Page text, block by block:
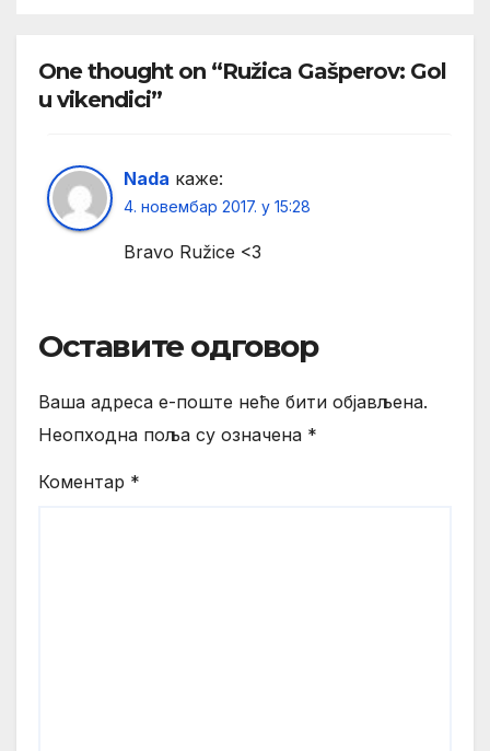
One thought on “Ružica Gašperov: Gol
u vikendici”
Nada каже:
4. новембар 2017. у 15:28
Bravo Ružice <3
Оставите одговор
Ваша адреса е-поште неће бити објављена.
Неопходна поља су означена *
Коментар *